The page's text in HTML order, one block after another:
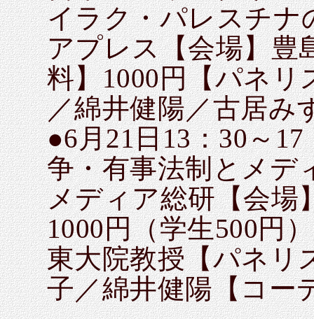
イラク・パレスチナ
アプレス【会場】豊
料】1000円【パネリ
／綿井健陽／古居み
●6月21日13：30～
争・有事法制とメデ
メディア総研【会場
1000円（学生500円
東大院教授【パネリ
子／綿井健陽【コー